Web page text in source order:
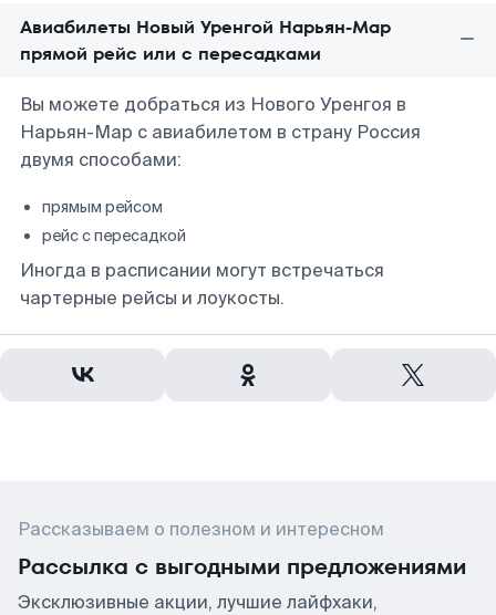
Авиабилеты Новый Уренгой Нарьян-Мар
прямой рейс или с пересадками
Вы можете добраться из Нового Уренгоя в
Нарьян-Мар с авиабилетом в страну Россия
двумя способами:
прямым рейсом
рейс с пересадкой
Иногда в расписании могут встречаться
чартерные рейсы и лоукосты.
Рассказываем о полезном и интересном
Рассылка с выгодными предложениями
Эксклюзивные акции, лучшие лайфхаки,